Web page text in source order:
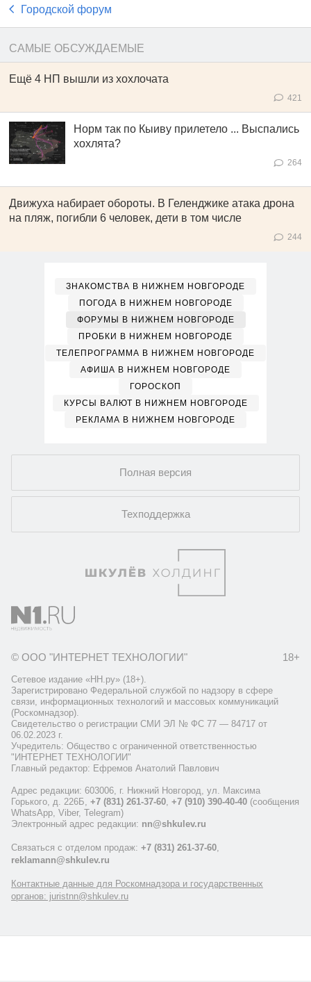
Городской форум
САМЫЕ ОБСУЖДАЕМЫЕ
Ещё 4 НП вышли из хохлочата
421
Норм так по Кыиву прилетело ... Выспались
хохлята?
264
Движуха набирает обороты. В Геленджике атака дрона
на пляж, погибли 6 человек, дети в том числе
244
ЗНАКОМСТВА В НИЖНЕМ НОВГОРОДЕ
ПОГОДА В НИЖНЕМ НОВГОРОДЕ
ФОРУМЫ В НИЖНЕМ НОВГОРОДЕ
ПРОБКИ В НИЖНЕМ НОВГОРОДЕ
ТЕЛЕПРОГРАММА В НИЖНЕМ НОВГОРОДЕ
АФИША В НИЖНЕМ НОВГОРОДЕ
ГОРОСКОП
КУРСЫ ВАЛЮТ В НИЖНЕМ НОВГОРОДЕ
РЕКЛАМА В НИЖНЕМ НОВГОРОДЕ
Полная версия
Техподдержка
© ООО "ИНТЕРНЕТ ТЕХНОЛОГИИ" 18+
Сетевое издание «НН.ру» (18+).
Зарегистрировано Федеральной службой по надзору в сфере
связи, информационных технологий и массовых коммуникаций
(Роскомнадзор).
Свидетельство о регистрации СМИ ЭЛ № ФС 77 — 84717 от
06.02.2023 г.
Учредитель: Общество с ограниченной ответственностью
"ИНТЕРНЕТ ТЕХНОЛОГИИ"
Главный редактор: Ефремов Анатолий Павлович
Адрес редакции: 603006, г. Нижний Новгород, ул. Максима
Горького, д. 226Б, +7 (831) 261-37-60, +7 (910) 390-40-40 (сообщения
WhatsApp, Viber, Telegram)
Электронный адрес редакции: nn@shkulev.ru
Связаться с отделом продаж: +7 (831) 261-37-60,
reklamann@shkulev.ru
Контактные данные для Роскомнадзора и государственных
органов: juristnn@shkulev.ru